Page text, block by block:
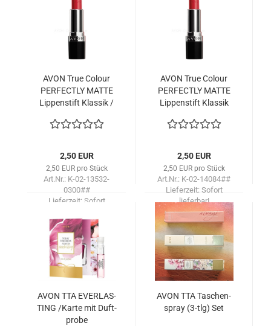
AVON True Co­lour
PER­FECT­LY MATTE
Lip­pen­stift Klas­sik /
Probe Gra­tis
2,50 EUR
2,50 EUR pro Stück
Art.Nr.: K-02-13532-
0300##
Lieferzeit: Sofort
AVON True Co­lour
PER­FECT­LY MATTE
Lip­pen­stift Klas­sik
Probe Gra­tis
2,50 EUR
2,50 EUR pro Stück
Art.Nr.: K-02-14084##
Lieferzeit: Sofort
lieferbar!
AVON TTA EVER­LAS­
TING /Karte mit Duft­
pro­be
AVON TTA Ta­schen­
spray ​(3-tlg) Set